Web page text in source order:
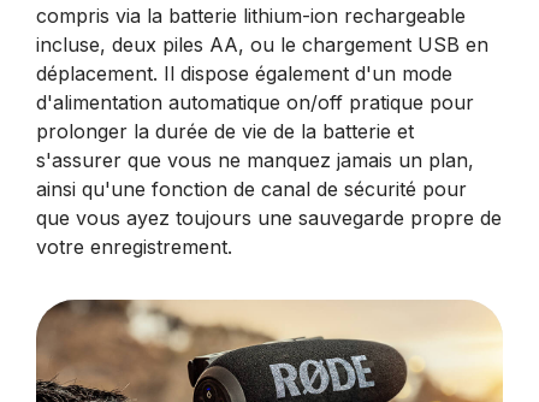
compris via la batterie lithium-ion rechargeable
incluse, deux piles AA, ou le chargement USB en
déplacement. Il dispose également d'un mode
d'alimentation automatique on/off pratique pour
prolonger la durée de vie de la batterie et
s'assurer que vous ne manquez jamais un plan,
ainsi qu'une fonction de canal de sécurité pour
que vous ayez toujours une sauvegarde propre de
votre enregistrement.